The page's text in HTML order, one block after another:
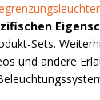
Sets.
und andere